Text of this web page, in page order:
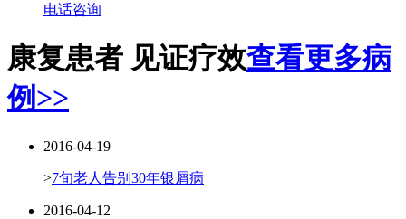
电话咨询
康复患者 见证疗效查看更多病
例>>
2016-04-19
>7旬老人告别30年银屑病
2016-04-12